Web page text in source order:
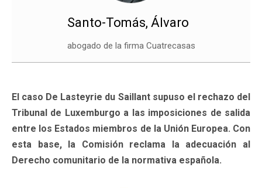
Santo-Tomás, Álvaro
abogado de la firma Cuatrecasas
El caso De Lasteyrie du Saillant supuso el rechazo del
Tribunal de Luxemburgo a las imposiciones de salida
entre los Estados miembros de la Unión Europea. Con
esta base, la Comisión reclama la adecuación al
Derecho comunitario de la normativa española.